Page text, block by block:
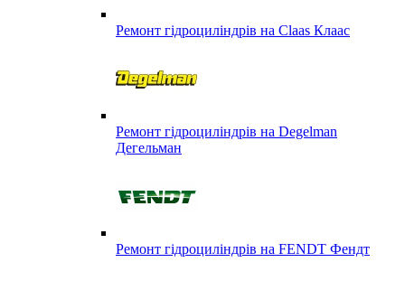
Ремонт гідроциліндрів на Claas Клаас
Ремонт гідроциліндрів на Degelman
Дегельман
Ремонт гідроциліндрів на FENDT Фендт